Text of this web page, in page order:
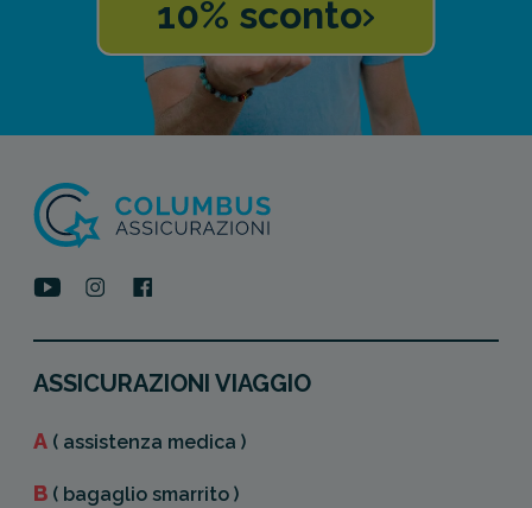
10% sconto
ASSICURAZIONI VIAGGIO
A ( assistenza medica )
B ( bagaglio smarrito )